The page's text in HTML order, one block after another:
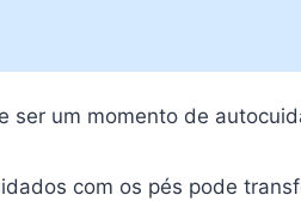
ser um momento de
com os pés pode